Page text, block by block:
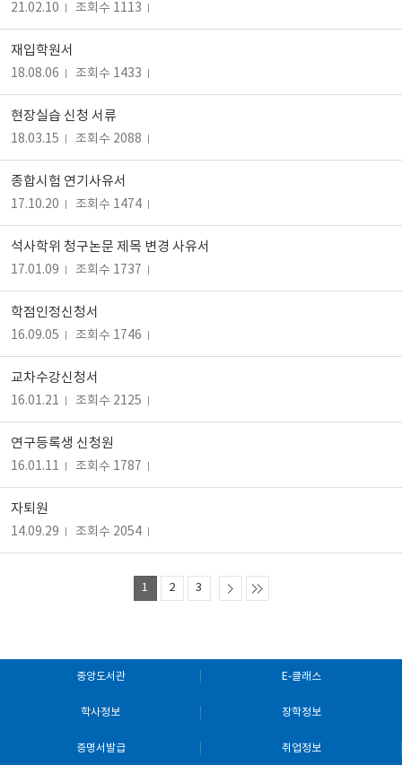
21.02.10 조회수 1113
재입학원서
18.08.06 조회수 1433
현장실습 신청 서류
18.03.15 조회수 2088
종합시험 연기사유서
17.10.20 조회수 1474
석사학위 청구논문 제목 변경 사유서
17.01.09 조회수 1737
학점인정신청서
16.09.05 조회수 1746
교차수강신청서
16.01.21 조회수 2125
연구등록생 신청원
16.01.11 조회수 1787
자퇴원
14.09.29 조회수 2054
1 2 3
중앙도서관 E-클래스
학사정보 장학정보
증명서발급 취업정보